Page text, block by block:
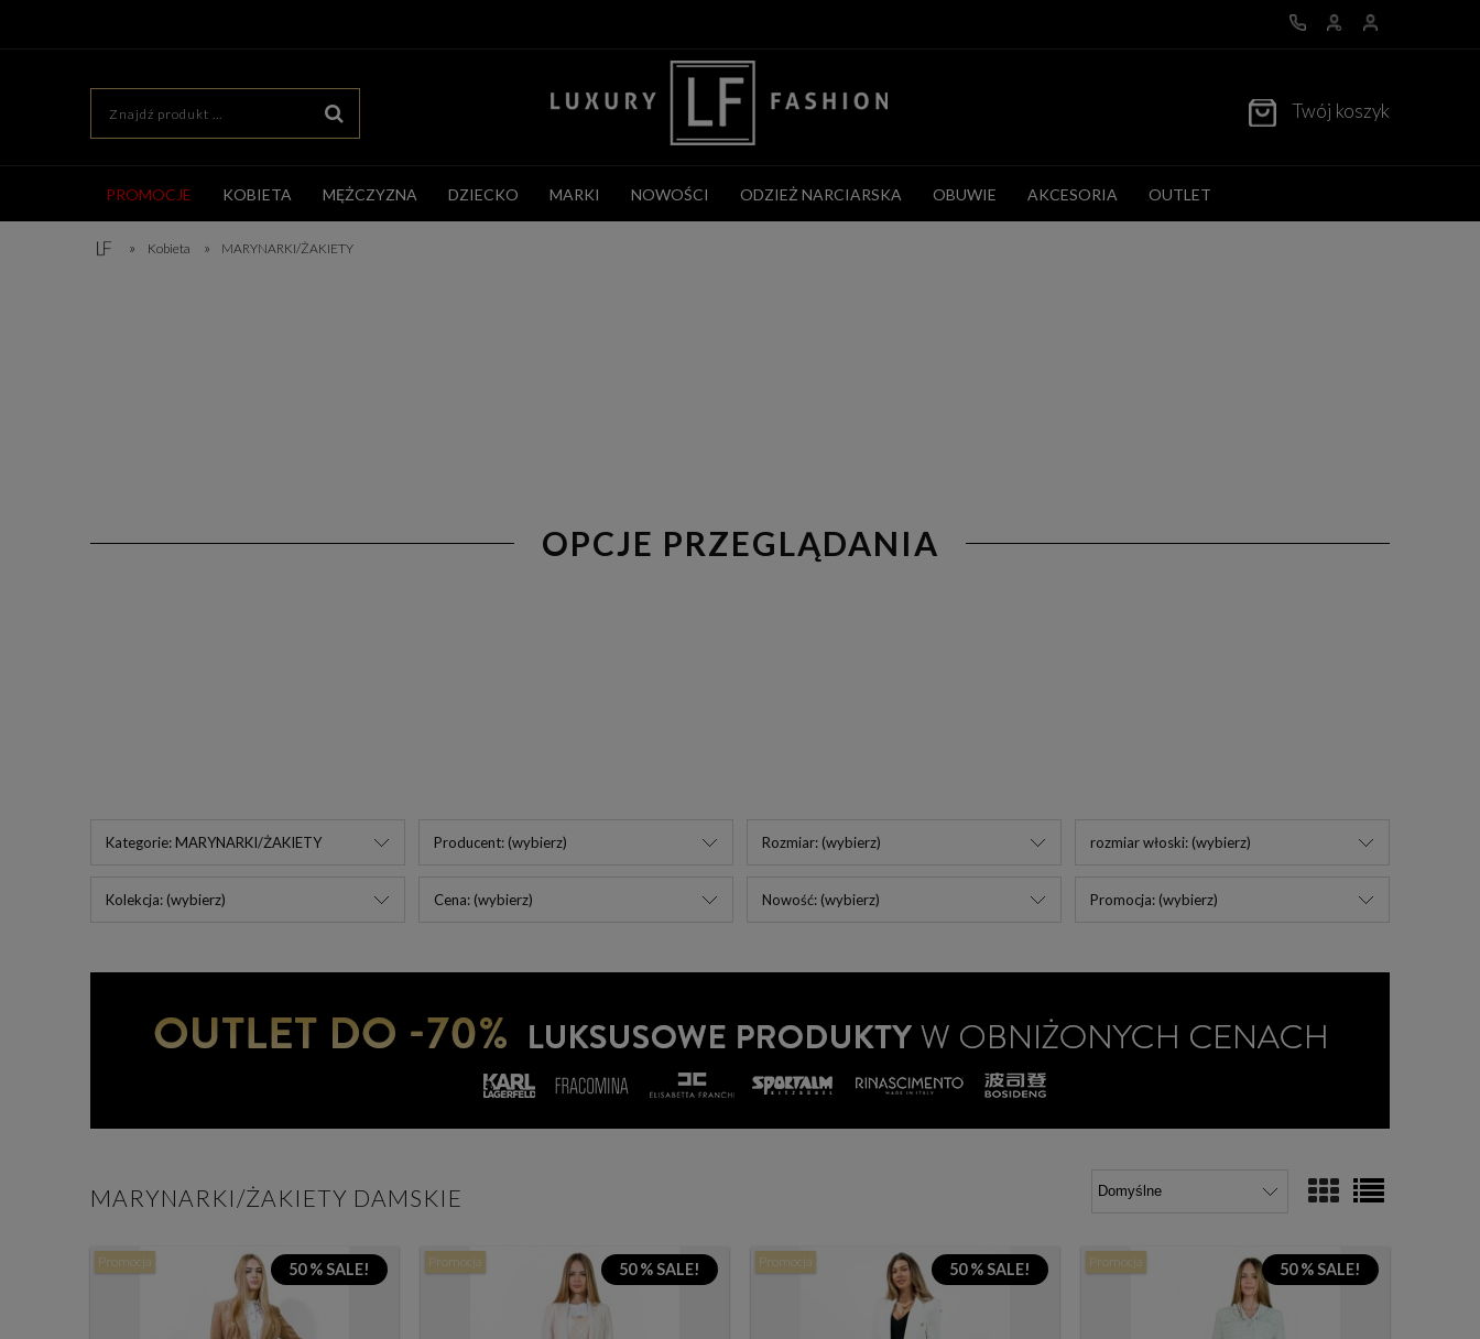
Twój koszyk
PROMOCJE KOBIETA MĘŻCZYZNA DZIECKO MARKI NOWOŚCI ODZIEŻ NARCIARSKA OBUWIE AKCESORIA OUTLET
» Kobieta » MARYNARKI/ŻAKIETY
OPCJE PRZEGLĄDANIA
Kategorie: MARYNARKI/ŻAKIETY Producent: (wybierz) Rozmiar: (wybierz) rozmiar włoski: (wybierz)
Kolekcja: (wybierz) Cena: (wybierz) Nowość: (wybierz) Promocja: (wybierz)
MARYNARKI/ŻAKIETY DAMSKIE
50 % SALE!
Promocja 50 % SALE!
Promocja 50 % SALE!
Promocja 50 % SALE!
Promocja